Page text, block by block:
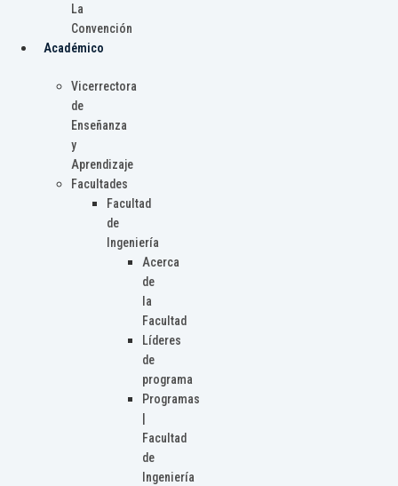
La
Convención
Académico
Vicerrectora
de
Enseñanza
y
Aprendizaje
Facultades
Facultad
de
Ingeniería
Acerca
de
la
Facultad
Líderes
de
programa
Programas
Facultad
de
Ingeniería